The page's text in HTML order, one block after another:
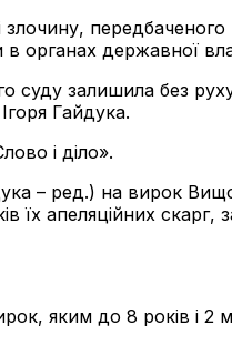
передбаченого
органах державної
суду залишила без
Гайдука.
і діло».
– ред.) на вирок
їх апеляційних
яким до 8 років і 2